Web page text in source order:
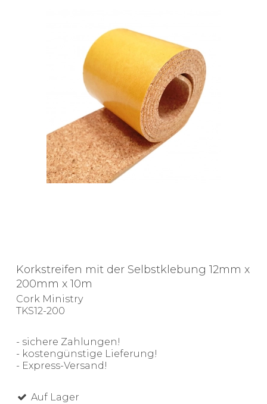
Korkstreifen mit der Selbstklebung 12mm x
200mm x 10m
Cork Ministry
TKS12-200
- sichere Zahlungen!
- kostengünstige Lieferung!
- Express-Versand!
Auf Lager